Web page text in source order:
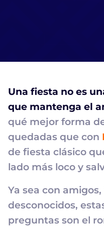
Una fiesta no es
que mantenga el
qué mejor forma
quedadas que con
de fiesta clásico
lado más loco y
Ya sea con
desconocidos,
preguntas son el